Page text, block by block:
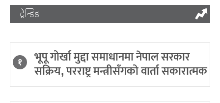
ट्रेन्डिङ
१ भूपू गोर्खा मुद्दा समाधानमा नेपाल सरकार
सक्रिय, परराष्ट्र मन्त्रीसँगको वार्ता सकारात्मक